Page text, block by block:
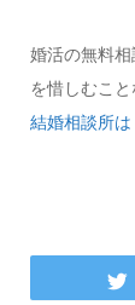
婚活の無料
を惜しむこと
結婚相談所は